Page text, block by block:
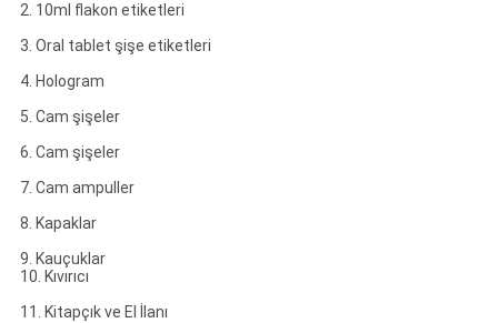
2. 10ml flakon etiketleri
3. Oral tablet şişe etiketleri
4. Hologram
5. Cam şişeler
6. Cam şişeler
7. Cam ampuller
8. Kapaklar
9. Kauçuklar
10. Kıvırıcı
11. Kitapçık ve El İlanı